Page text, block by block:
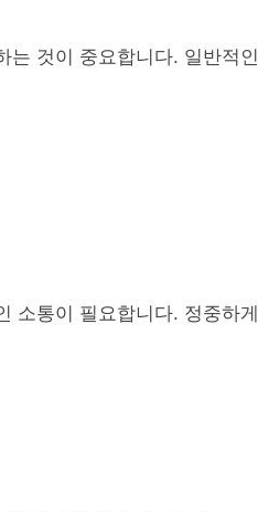
는 것이 중요합니다. 일반적인
소통이 필요합니다. 정중하게